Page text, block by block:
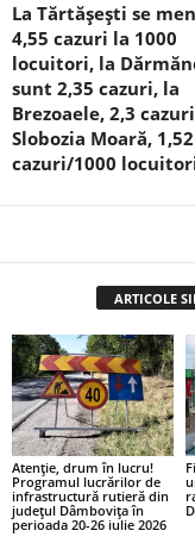
La Tărtășești se
4,55 cazuri la 1000
locuitori, la
sunt 2,35 cazuri, la
Brezoaele, 2,3
Slobozia Moară, 1,52
cazuri/1000
ARTICOLE
Atenție, drum în lucru!
Programul lucrărilor de
infrastructură rutieră din
județul Dâmbovița în
perioada 20-26 iulie 2026